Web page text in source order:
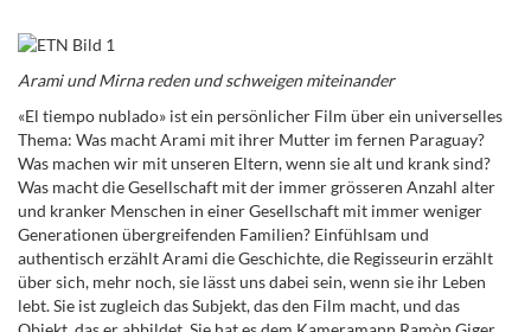
Arami und Mirna reden und schweigen miteinander
«El tiempo nublado» ist ein persönlicher Film über ein universelles
Thema: Was macht Arami mit ihrer Mutter im fernen Paraguay?
Was machen wir mit unseren Eltern, wenn sie alt und krank sind?
Was macht die Gesellschaft mit der immer grösseren Anzahl alter
und kranker Menschen in einer Gesellschaft mit immer weniger
Generationen übergreifenden Familien? Einfühlsam und
authentisch erzählt Arami die Geschichte, die Regisseurin erzählt
über sich, mehr noch, sie lässt uns dabei sein, wenn sie ihr Leben
lebt. Sie ist zugleich das Subjekt, das den Film macht, und das